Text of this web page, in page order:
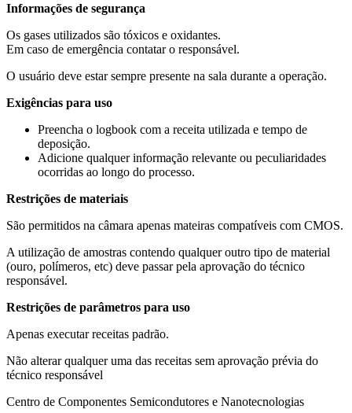
Informações de segurança
Os gases utilizados são tóxicos e oxidantes.
Em caso de emergência contatar o responsável.
O usuário deve estar sempre presente na sala durante a operação.
Exigências para uso
Preencha o logbook com a receita utilizada e tempo de
deposição.
Adicione qualquer informação relevante ou peculiaridades
ocorridas ao longo do processo.
Restrições de materiais
São permitidos na câmara apenas mateiras compatíveis com CMOS.
A utilização de amostras contendo qualquer outro tipo de material
(ouro, polímeros, etc) deve passar pela aprovação do técnico
responsável.
Restrições de parâmetros para uso
Apenas executar receitas padrão.
Não alterar qualquer uma das receitas sem aprovação prévia do
técnico responsável
Centro de Componentes Semicondutores e Nanotecnologias